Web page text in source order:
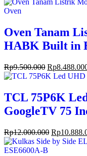
Oven Tanam
HABK Built in
Rp9.500.000 Rp
TCL 75P6K
GoogleTV 75
Rp12.000.000 Rp